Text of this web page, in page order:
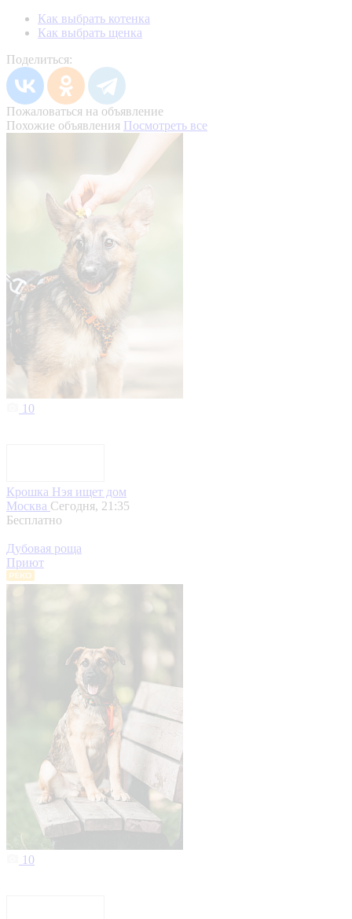
Как выбрать котенка
Как выбрать щенка
Поделиться:
Пожаловаться на объявление
Похожие объявления Посмотреть все
10
Крошка Нэя ищет дом
Москва Сегодня, 21:35
Бесплатно
Дубовая роща
Приют
10